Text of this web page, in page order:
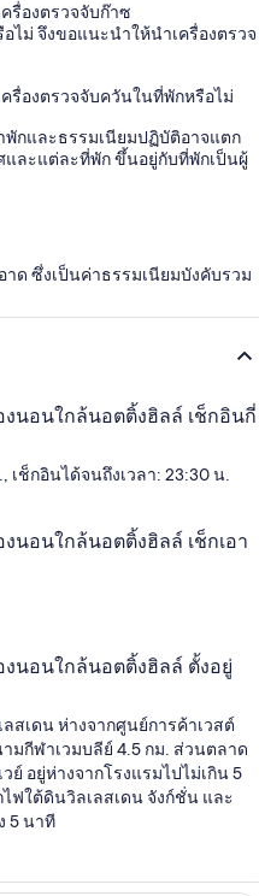
รื่องตรวจจับก๊าซ
ไม่ จึงขอแนะนำให้นำเครื่องตรวจ
รื่องตรวจจับควันในที่พักหรือไม่
พักและธรรมเนียมปฏิบัติอาจแตก
และแต่ละที่พัก ขึ้นอยู่กับที่พักเป็นผู้
ด ซึ่งเป็นค่าธรรมเนียมบังคับรวม
นอนใกล้นอตติ้งฮิลล์ เช็กอินกี่
เช็กอินได้จนถึงเวลา: 23:30 น.
นอนใกล้นอตติ้งฮิลล์ เช็กเอา
นอนใกล้นอตติ้งฮิลล์ ตั้งอยู่
สเดน ห่างจากศูนย์การค้าเวสต์
มกีฬาเวมบลีย์ 4.5 กม. ส่วนตลาด
อยู่ห่างจากโรงแรมไปไม่เกิน 5
ฟใต้ดินวิลเลสเดน จังก์ชั่น และ
5 นาที